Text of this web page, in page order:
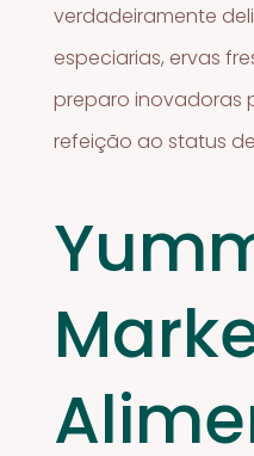
verdadeiramente
especiarias, ervas
preparo inovadoras
refeição ao status de